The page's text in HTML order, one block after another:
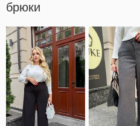
брюки